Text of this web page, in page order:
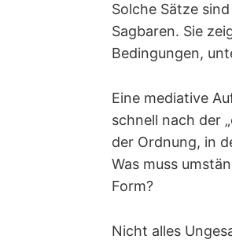
Solche Sätze
Sagbaren. Sie
Bedingungen,
Eine mediative
schnell nach der
der Ordnung, in
Was muss
Form?
Nicht alles